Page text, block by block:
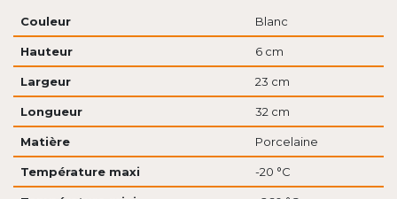
Couleur Blanc
Hauteur 6 cm
Largeur 23 cm
Longueur 32 cm
Matière Porcelaine
Température maxi -20 °C